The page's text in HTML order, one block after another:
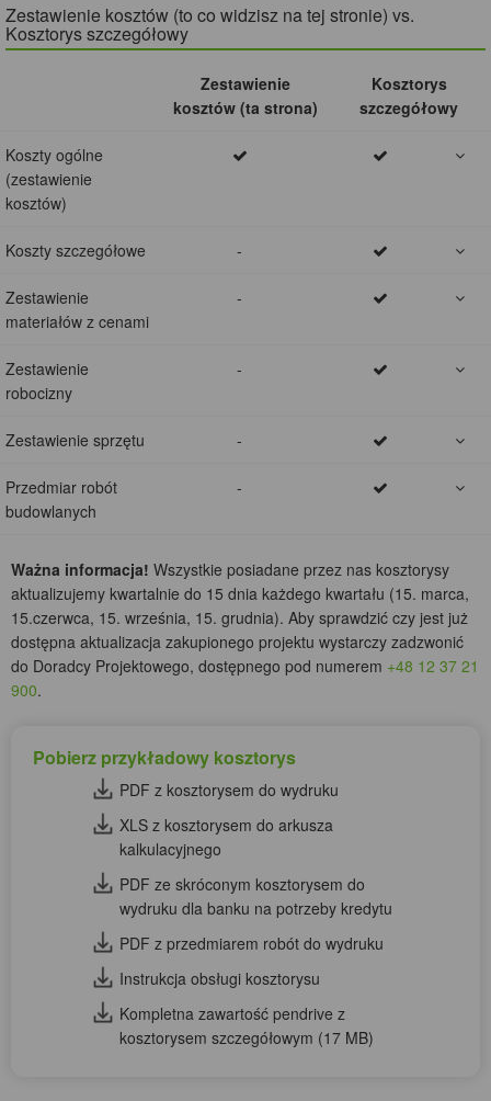
Zestawienie kosztów (to co widzisz na tej stronie) vs.
Kosztorys szczegółowy
Zestawienie
kosztów (ta strona)
Kosztorys
szczegółowy
Koszty ogólne
(zestawienie
kosztów)
Koszty szczegółowe -
Zestawienie
materiałów z cenami
-
Zestawienie
robocizny
-
Zestawienie sprzętu -
Przedmiar robót
budowlanych
-
Ważna informacja! Wszystkie posiadane przez nas kosztorysy
aktualizujemy kwartalnie do 15 dnia każdego kwartału (15. marca,
15.czerwca, 15. września, 15. grudnia). Aby sprawdzić czy jest już
dostępna aktualizacja zakupionego projektu wystarczy zadzwonić
do Doradcy Projektowego, dostępnego pod numerem +48 12 37 21
900.
Pobierz przykładowy kosztorys
PDF z kosztorysem do wydruku
XLS z kosztorysem do arkusza
kalkulacyjnego
PDF ze skróconym kosztorysem do
wydruku dla banku na potrzeby kredytu
PDF z przedmiarem robót do wydruku
Instrukcja obsługi kosztorysu
Kompletna zawartość pendrive z
kosztorysem szczegółowym (17 MB)